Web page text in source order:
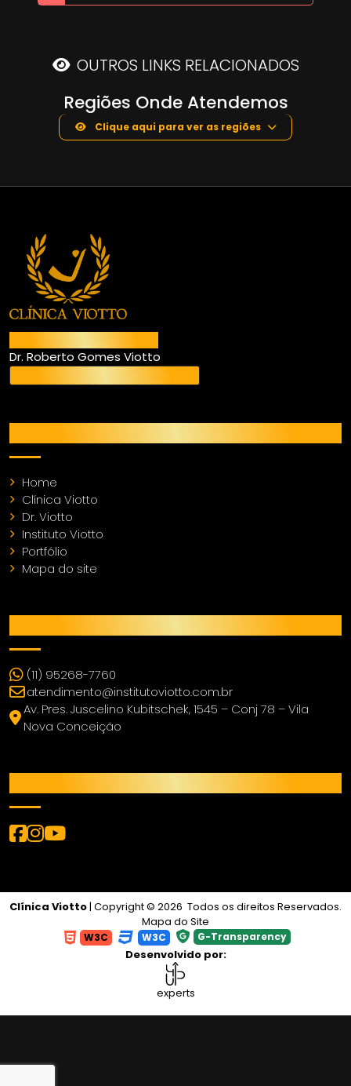
OUTROS LINKS RELACIONADOS
Regiões Onde Atendemos
Clique aqui para ver as regiões
Dr. Roberto Gomes Viotto
Home
Clínica Viotto
Dr. Viotto
Instituto Viotto
Portfólio
Mapa do site
(11) 95268-7760
atendimento@institutoviotto.com.br
Av. Pres. Juscelino Kubitschek, 1545 – Conj 78 – Vila
Nova Conceição
Clínica Viotto| Copyright © 2026 Todos os direitos Reservados.
Mapa do Site
W3C W3C G-Transparency
Desenvolvido por:
experts